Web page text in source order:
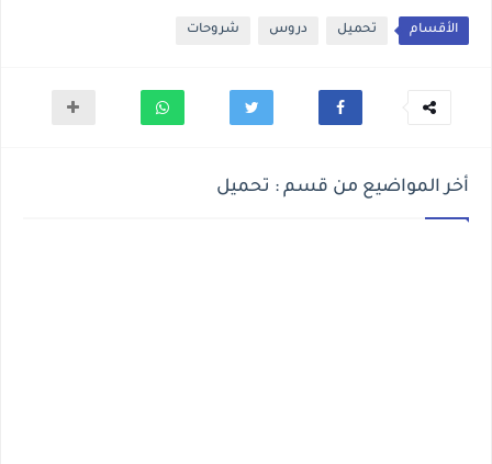
الأقسام تحميل دروس شروحات
أخر المواضيع من قسم : تحميل